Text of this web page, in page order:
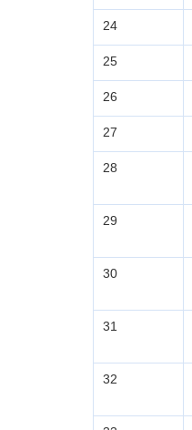
24
25
26
27
28
29
30
31
32